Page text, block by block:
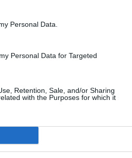
Personal Data.
Personal Data for Targeted
Retention, Sale, and/or Sharing
with the Purposes for which it
impidiendo la llegada de
al turismo rural, apunta que
técnicos porque no son
tanto, no tienen que asumir